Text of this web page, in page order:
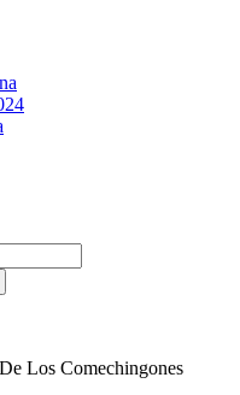
Los Comechingones